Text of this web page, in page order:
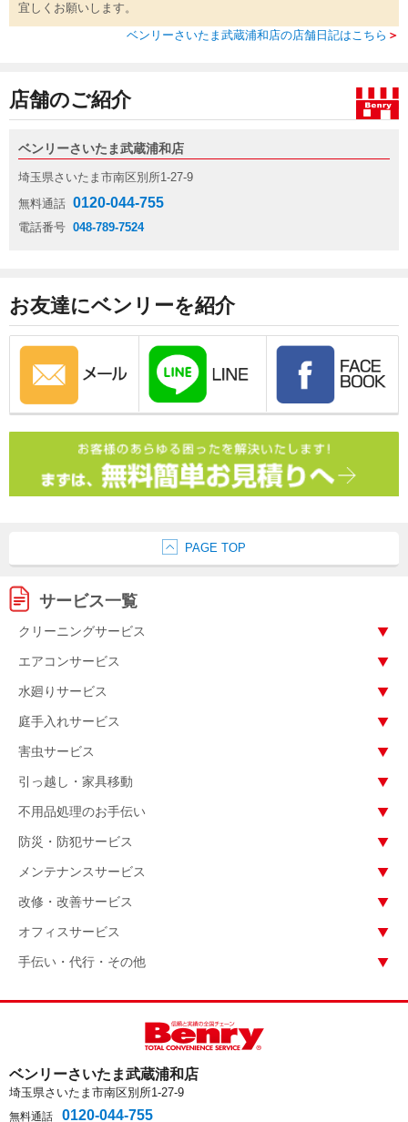
宜しくお願いします。
ベンリーさいたま武蔵浦和店の店舗日記はこちら ＞
店舗のご紹介
ベンリーさいたま武蔵浦和店
埼玉県さいたま市南区別所1-27-9
無料通話 0120-044-755
電話番号 048-789-7524
お友達にベンリーを紹介
PAGE TOP
サービス一覧
クリーニングサービス
エアコンサービス
水廻りサービス
庭手入れサービス
害虫サービス
引っ越し・家具移動
不用品処理のお手伝い
防災・防犯サービス
メンテナンスサービス
改修・改善サービス
オフィスサービス
手伝い・代行・その他
ベンリーさいたま武蔵浦和店
埼玉県さいたま市南区別所1-27-9
無料通話 0120-044-755